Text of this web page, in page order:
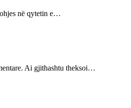
në qytetin e…
Ai gjithashtu theksoi…